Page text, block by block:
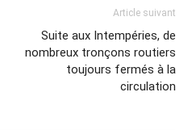
Article suivant
Suite aux Intempéries, de
nombreux tronçons routiers
toujours fermés à la
circulation